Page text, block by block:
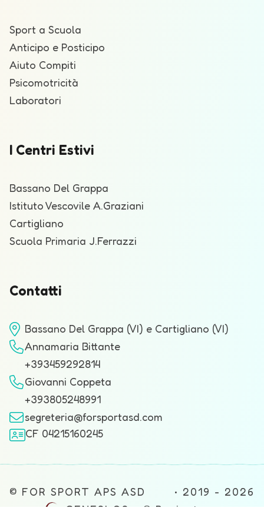
Sport a Scuola
Anticipo e Posticipo
Aiuto Compiti
Psicomotricità
Laboratori
I Centri Estivi
Bassano Del Grappa
Istituto Vescovile A.Graziani
Cartigliano
Scuola Primaria J.Ferrazzi
Contatti
Bassano Del Grappa (VI) e Cartigliano (VI)
Annamaria Bittante
+393459292814
Giovanni Coppeta
+393805248991
segreteria@forsportasd.com
CF 04215160245
© FOR SPORT APS ASD • 2019 - 2026
GENESI OS™ ® Project